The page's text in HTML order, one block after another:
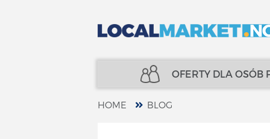
OFERTY DLA OSÓB
HOME BLOG